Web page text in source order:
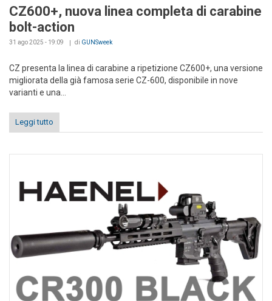
CZ600+, nuova linea completa di carabine
bolt-action
31 ago 2025 - 19:09 di GUNSweek
CZ presenta la linea di carabine a ripetizione CZ600+, una versione
migliorata della già famosa serie CZ-600, disponibile in nove
varianti e una...
Leggi tutto